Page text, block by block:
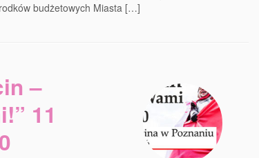
budżetowych Miasta […]
–
11